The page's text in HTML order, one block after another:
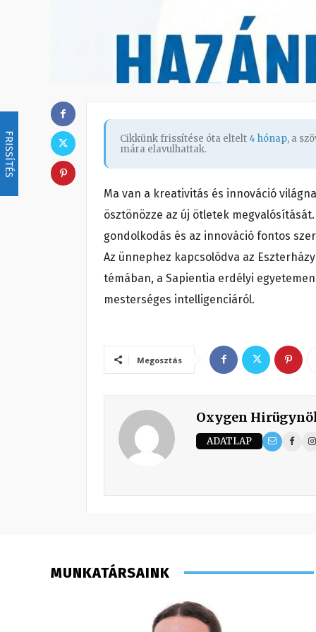
FRISSÍTÉS Cikkünk frissítése óta eltelt4 hónap, a
mára elavulhattak.
Ma van a kreativitás és innováció
ösztönözze az új ötletek
gondolkodás és az innováció fontos
Az ünnephez kapcsolódva az
témában, a Sapientia erdélyi
mesterséges intelligenciáról.
Megosztás
Oxygen
ADATLAP
MUNKATÁRSAINK